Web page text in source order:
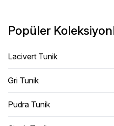
Popüler
Lacivert Tunik
Gri Tunik
Pudra Tunik